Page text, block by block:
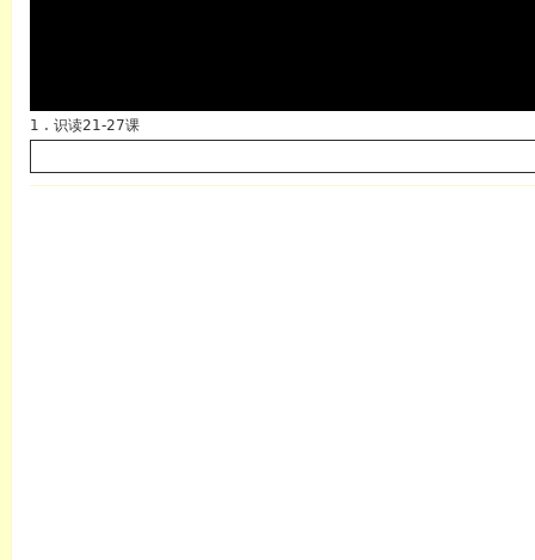
1 . 识读21-27课